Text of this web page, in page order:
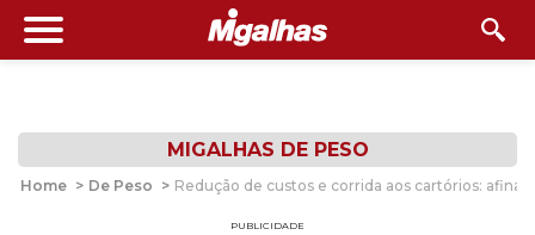
MIGALHAS DE PESO
Home > De Peso > Redução de custos e corrida aos cartórios: afinal,
PUBLICIDADE